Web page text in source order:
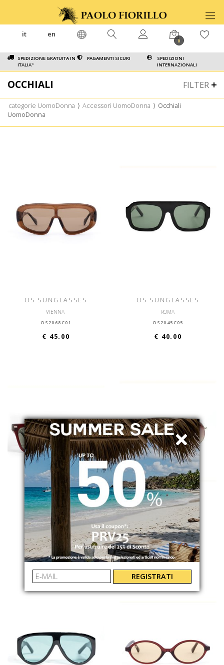
SPEDIZIONE GRATUITA IN
ITALIA*
PAGAMENTI SICURI
SPEDIZIONI
INTERNAZIONALI
it en
0
FILTER
OCCHIALI
categorie UomoDonna ⟩ Accessori UomoDonna ⟩ Occhiali
UomoDonna
OS SUNGLASSES
VIENNA
OS2068C01
€ 45.00
OS SUNGLASSES
ROMA
OS2045C05
€ 40.00
OS SUNGLASSES
NEW YORK
OS2037C05
€ 40.00
OS SUNGLASSES
DILI
OS2060C04
€ 45.00
REGISTRATI